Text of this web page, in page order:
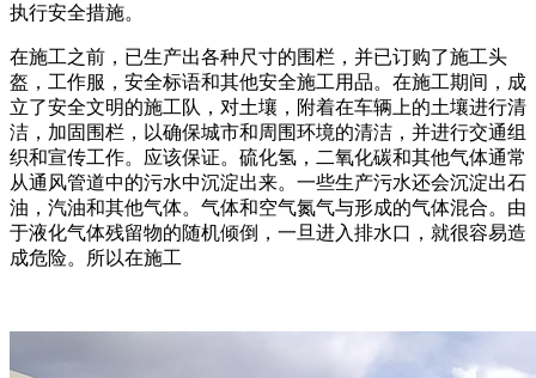
执行安全措施。
在施工之前，已生产出各种尺寸的围栏，并已订购了施工头
盔，工作服，安全标语和其他安全施工用品。在施工期间，成
立了安全文明的施工队，对土壤，附着在车辆上的土壤进行清
洁，加固围栏，以确保城市和周围环境的清洁，并进行交通组
织和宣传工作。应该保证。硫化氢，二氧化碳和其他气体通常
从通风管道中的污水中沉淀出来。一些生产污水还会沉淀出石
油，汽油和其他气体。气体和空气氮气与形成的气体混合。由
于液化气体残留物的随机倾倒，一旦进入排水口，就很容易造
成危险。所以在施工